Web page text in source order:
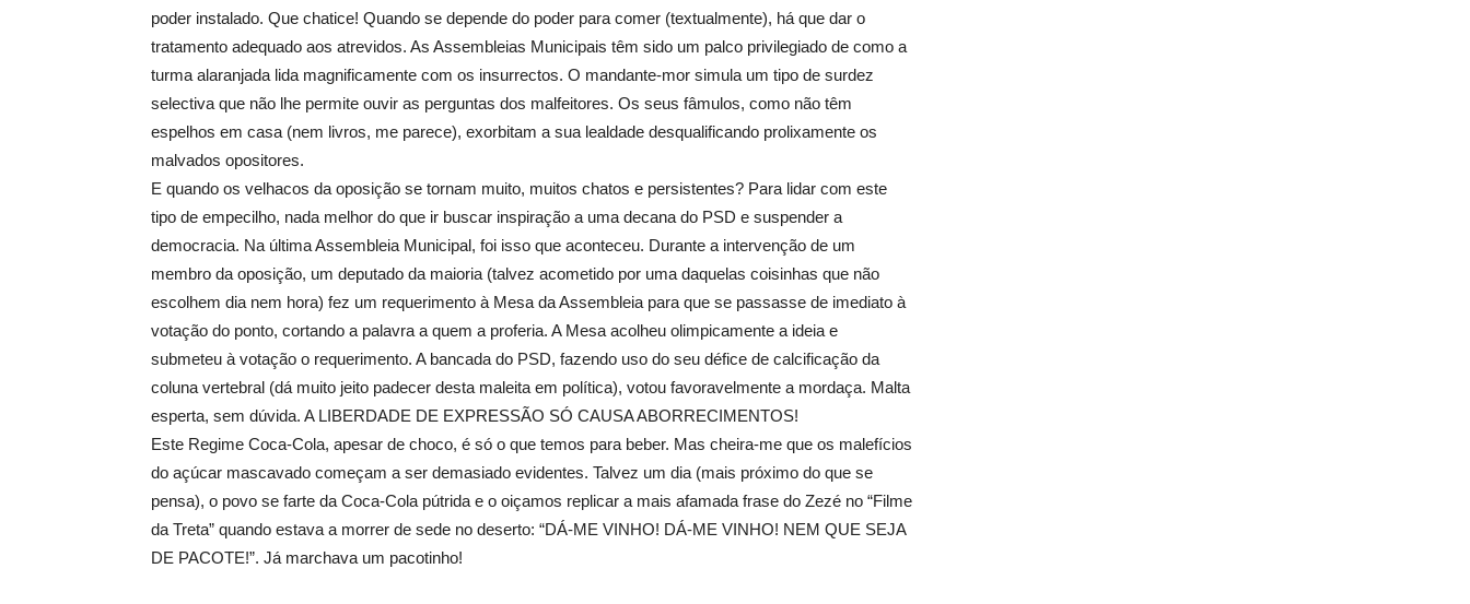
poder instalado. Que chatice! Quando se depende do poder para comer (textualmente), há que dar o
tratamento adequado aos atrevidos. As Assembleias Municipais têm sido um palco privilegiado de como a
turma alaranjada lida magnificamente com os insurrectos. O mandante-mor simula um tipo de surdez
selectiva que não lhe permite ouvir as perguntas dos malfeitores. Os seus fâmulos, como não têm
espelhos em casa (nem livros, me parece), exorbitam a sua lealdade desqualificando prolixamente os
malvados opositores.
E quando os velhacos da oposição se tornam muito, muitos chatos e persistentes? Para lidar com este
tipo de empecilho, nada melhor do que ir buscar inspiração a uma decana do PSD e suspender a
democracia. Na última Assembleia Municipal, foi isso que aconteceu. Durante a intervenção de um
membro da oposição, um deputado da maioria (talvez acometido por uma daquelas coisinhas que não
escolhem dia nem hora) fez um requerimento à Mesa da Assembleia para que se passasse de imediato à
votação do ponto, cortando a palavra a quem a proferia. A Mesa acolheu olimpicamente a ideia e
submeteu à votação o requerimento. A bancada do PSD, fazendo uso do seu défice de calcificação da
coluna vertebral (dá muito jeito padecer desta maleita em política), votou favoravelmente a mordaça. Malta
esperta, sem dúvida. A LIBERDADE DE EXPRESSÃO SÓ CAUSA ABORRECIMENTOS!
Este Regime Coca-Cola, apesar de choco, é só o que temos para beber. Mas cheira-me que os malefícios
do açúcar mascavado começam a ser demasiado evidentes. Talvez um dia (mais próximo do que se
pensa), o povo se farte da Coca-Cola pútrida e o oiçamos replicar a mais afamada frase do Zezé no “Filme
da Treta” quando estava a morrer de sede no deserto: “DÁ-ME VINHO! DÁ-ME VINHO! NEM QUE SEJA
DE PACOTE!”. Já marchava um pacotinho!